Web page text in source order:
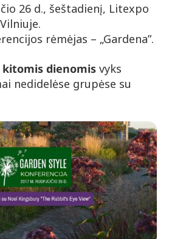
26 d., šeštadienį, Litexpo
rėmėjas – „Gardena”.
dienomis vyks
nedidelėse grupėse su